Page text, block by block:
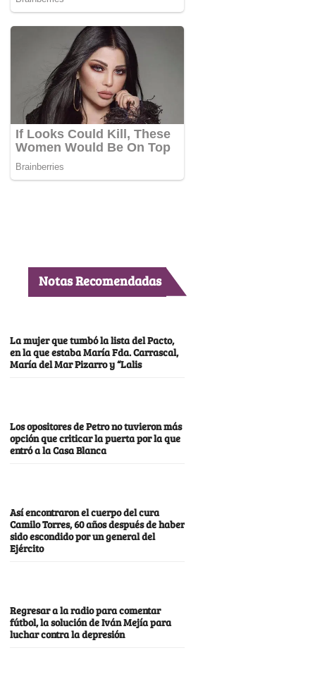
Notas Recomendadas
La mujer que tumbó la lista del Pacto,
en la que estaba María Fda. Carrascal,
María del Mar Pizarro y “Lalis
Los opositores de Petro no tuvieron más
opción que criticar la puerta por la que
entró a la Casa Blanca
Así encontraron el cuerpo del cura
Camilo Torres, 60 años después de haber
sido escondido por un general del
Ejército
Regresar a la radio para comentar
fútbol, la solución de Iván Mejía para
luchar contra la depresión